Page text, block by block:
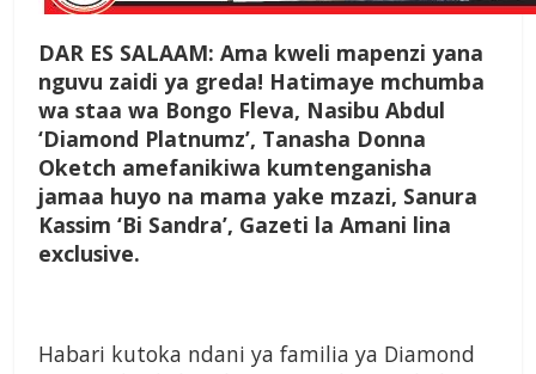
DAR ES SALAAM: Ama kweli mapenzi yana
nguvu zaidi ya greda! Hatimaye mchumba
wa staa wa Bongo Fleva, Nasibu Abdul
‘Diamond Platnumz’, Tanasha Donna
Oketch amefanikiwa kumtenganisha
jamaa huyo na mama yake mzazi, Sanura
Kassim ‘Bi Sandra’, Gazeti la Amani lina
exclusive.
Habari kutoka ndani ya familia ya Diamond